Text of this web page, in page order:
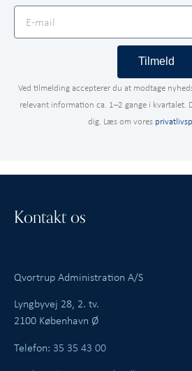
Tilmeld
Ved tilmelding accepterer du at modtage
relevant information ca. 1–2 gange i kvartalet.
dig. Læs om vores
Kontakt os
Qvortrup Administration A/S
Lyngbyvej 28, 2. tv.
2100 København Ø
Telefon: 35 35 43 00